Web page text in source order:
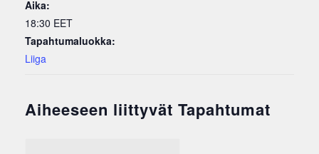
Aika:
18:30 EET
Tapahtumaluokka:
Liiga
Aiheeseen liittyvät Tapahtumat